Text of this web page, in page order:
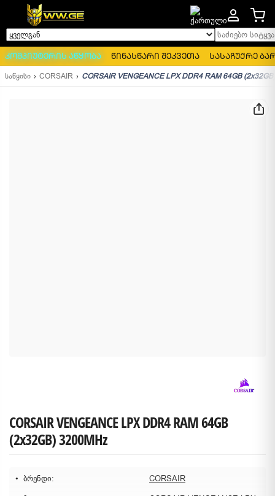
ყველგან საძიებო
კომპიუტერის აწყობა წინასწარი შეკვეთა სასაჩუქრე
საწყისი CORSAIR CORSAIR VENGEANCE LPX DDR4 RAM 64GB
CORSAIR VENGEANCE LPX DDR4 RAM 64GB
(2x32GB) 3200MHz
ბრენდი:
CORSAIR